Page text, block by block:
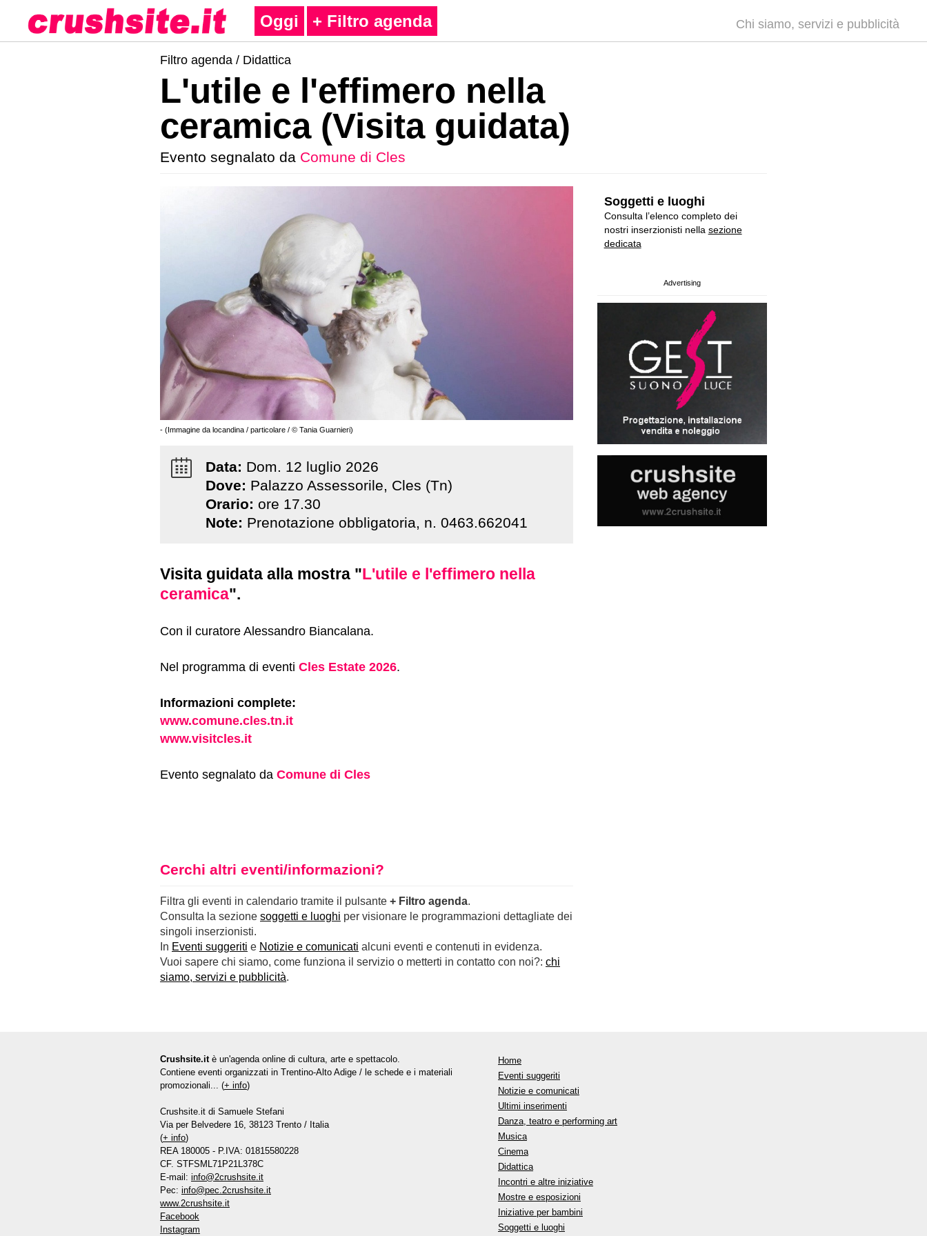
Oggi + Filtro agenda Chi siamo, servizi e pubblicità
Filtro agenda / Didattica
L'utile e l'effimero nella
ceramica (Visita guidata)
Evento segnalato da Comune di Cles
- (Immagine da locandina / particolare / © Tania Guarnieri)
Data: Dom. 12 luglio 2026
Dove: Palazzo Assessorile, Cles (Tn)
Orario: ore 17.30
Note: Prenotazione obbligatoria, n. 0463.662041
Visita guidata alla mostra "L'utile e l'effimero nella
ceramica".
Con il curatore Alessandro Biancalana.
Nel programma di eventi Cles Estate 2026.
Informazioni complete:
www.comune.cles.tn.it
www.visitcles.it
Evento segnalato da Comune di Cles
Cerchi altri eventi/informazioni?
Filtra gli eventi in calendario tramite il pulsante + Filtro agenda.
Consulta la sezione soggetti e luoghi per visionare le programmazioni dettagliate dei
singoli inserzionisti.
In Eventi suggeriti e Notizie e comunicati alcuni eventi e contenuti in evidenza.
Vuoi sapere chi siamo, come funziona il servizio o metterti in contatto con noi?: chi
siamo, servizi e pubblicità.
Soggetti e luoghi
Consulta l’elenco completo dei
nostri inserzionisti nella sezione
dedicata
Advertising
Crushsite.it è un'agenda online di cultura, arte e spettacolo.
Contiene eventi organizzati in Trentino-Alto Adige / le schede e i materiali
promozionali... (+ info)
Crushsite.it di Samuele Stefani
Via per Belvedere 16, 38123 Trento / Italia
(+ info)
REA 180005 - P.IVA: 01815580228
CF. STFSML71P21L378C
E-mail: info@2crushsite.it
Pec: info@pec.2crushsite.it
www.2crushsite.it
Facebook
Instagram
Home
Eventi suggeriti
Notizie e comunicati
Ultimi inserimenti
Danza, teatro e performing art
Musica
Cinema
Didattica
Incontri e altre iniziative
Mostre e esposizioni
Iniziative per bambini
Soggetti e luoghi